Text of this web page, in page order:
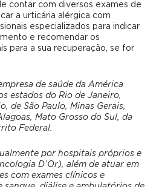
contar com diversos exames de
a urticária alérgica com
especializados para indicar
e recomendar os
para a sua recuperação, se for
de saúde da América
estados do Rio de Janeiro,
de São Paulo, Minas Gerais,
Mato Grosso do Sul, da
Federal.
por hospitais próprios e
D’Or), além de atuar em
com exames clínicos e